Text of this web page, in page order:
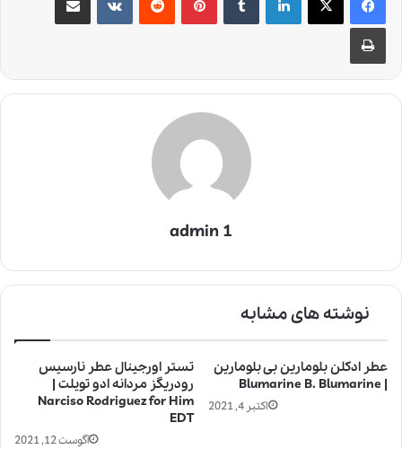
چاپ
admin 1
نوشته های مشابه
تستر اورجینال عطر نارسیس
رودریگز مردانه ادو تویلت |
Narciso Rodriguez for Him
EDT
آگوست 12, 2021
عطر ادکلن بلومارین بی بلومارین
| Blumarine B. Blumarine
اکتبر 4, 2021